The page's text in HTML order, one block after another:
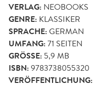
VERLAG: NEOBOOKS
GENRE: KLASSIKER
SPRACHE:GERMAN
UMFANG:71 SEITEN
GRÖSSE: 5,9 MB
ISBN:9783738055320
VERÖFFENTLICHUNG: